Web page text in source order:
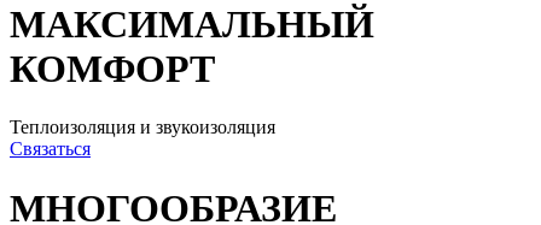
МАКСИМАЛЬНЫЙ
КОМФОРТ
Теплоизоляция и звукоизоляция
Связаться
МНОГООБРАЗИЕ